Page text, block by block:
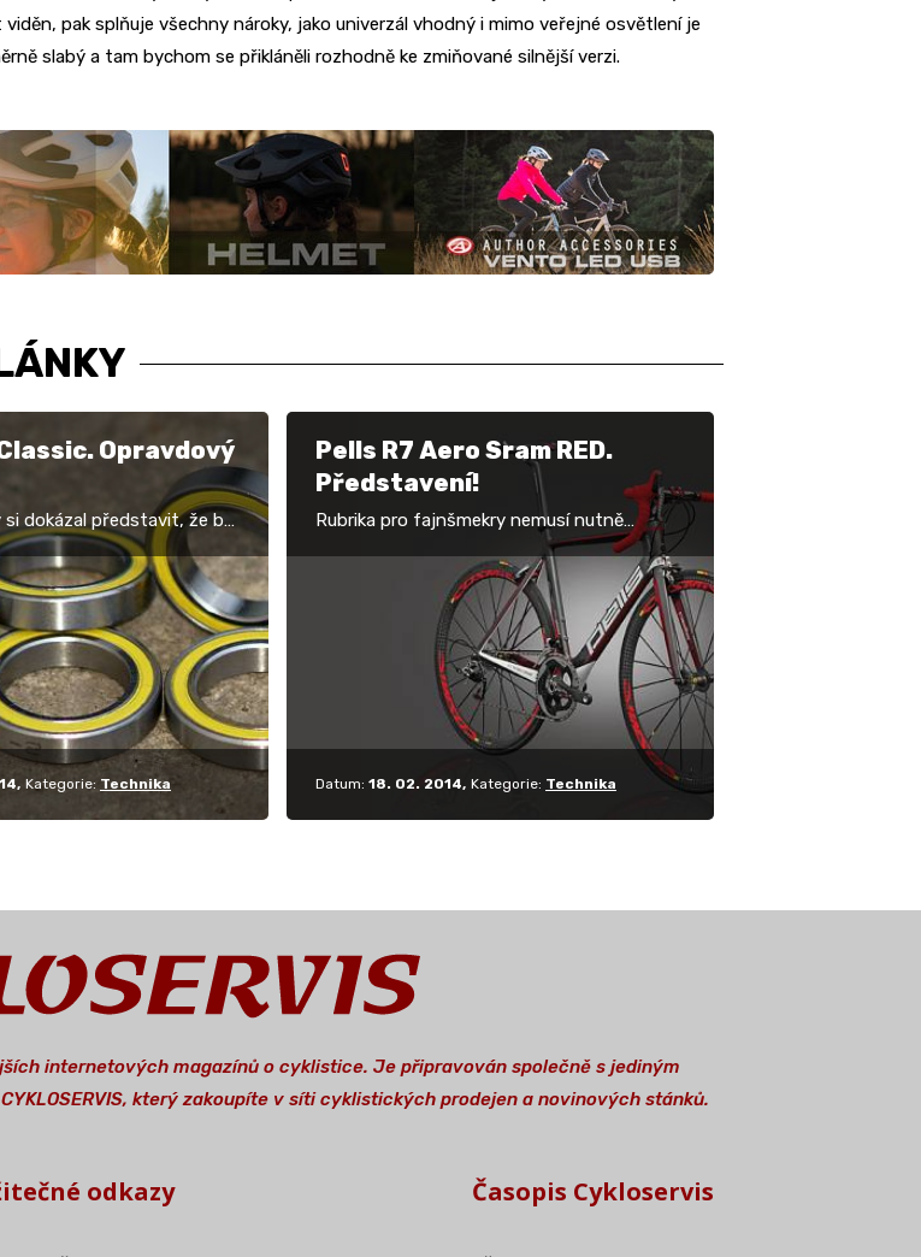
pak splňuje všechny nároky, jako univerzál vhodný i mimo veřejné osvětlení je
slabý a tam bychom se přikláněli rozhodně ke zmiňované silnější verzi.
Opravdový
si dokázal představit, že by
mohla patřit ložiska do
kol. Vždyť ložiska se
Kategorie: Technika
Pells R7 Aero Sram RED.
Představení!
Rubrika pro fajnšmekry nemusí nutně
představovat pouze kandidáty s cenovkou
okolo čtvrt milionu či vyšší. Pojem „luxusní“
vnímá každý z nás…
Datum: 18. 02. 2014 Kategorie: Technika
internetových magazínů o cyklistice. Je připravován společně s jediným
který zakoupíte v síti cyklistických prodejen a novinových stánků.
odkazy Časopis Cykloservis